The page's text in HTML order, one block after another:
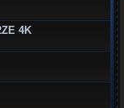
4K